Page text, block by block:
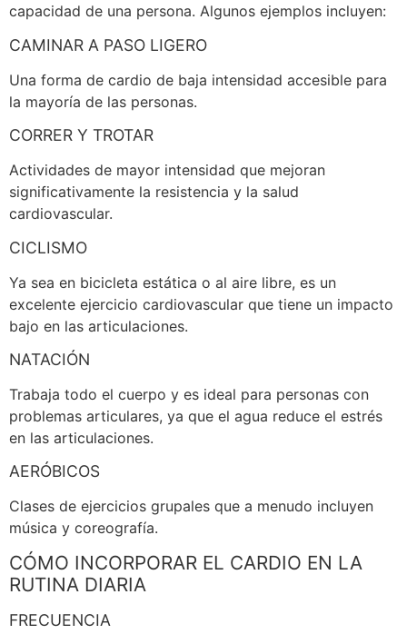
capacidad de una persona. Algunos ejemplos incluyen:
CAMINAR A PASO LIGERO
Una forma de cardio de baja intensidad accesible para
la mayoría de las personas.
CORRER Y TROTAR
Actividades de mayor intensidad que mejoran
significativamente la resistencia y la salud
cardiovascular.
CICLISMO
Ya sea en bicicleta estática o al aire libre, es un
excelente ejercicio cardiovascular que tiene un impacto
bajo en las articulaciones.
NATACIÓN
Trabaja todo el cuerpo y es ideal para personas con
problemas articulares, ya que el agua reduce el estrés
en las articulaciones.
AERÓBICOS
Clases de ejercicios grupales que a menudo incluyen
música y coreografía.
CÓMO INCORPORAR EL CARDIO EN LA
RUTINA DIARIA
FRECUENCIA